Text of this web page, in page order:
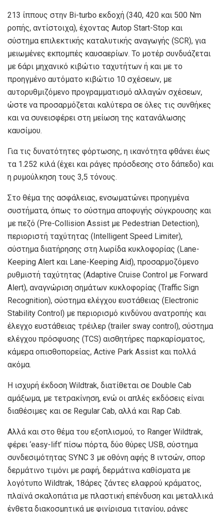
213 ίππους στην Bi-turbo εκδοχή (340, 420 και 500 Nm
ροπής, αντίστοιχα), έχοντας Autop Start-Stop και
σύστημα επιλεκτικής καταλυτικής αναγωγής (SCR), για
μειωμένες εκπομπές καυσαερίων. Το μοτέρ συνδυάζεται
με 6άρι μηχανικό κιβώτιο ταχυτήτων ή και με το
προηγμένο αυτόματο κιβώτιο 10 σχέσεων, με
αυτορυθμιζόμενο προγραμματισμό αλλαγών σχέσεων,
ώστε να προσαρμόζεται καλύτερα σε όλες τις συνθήκες
και να συνεισφέρει στη μείωση της κατανάλωσης
καυσίμου.
Για τις δυνατότητες φόρτωσης, η ικανότητα φθάνει έως
τα 1.252 κιλά (έχει και ράγες πρόσδεσης στο δάπεδο) και
η ρυμούλκηση τους 3,5 τόνους.
Στο θέμα της ασφάλειας, ενσωματώνει προηγμένα
συστήματα, όπως το σύστημα αποφυγής σύγκρουσης και
με πεζό (Pre-Collision Assist με Pedestrian Detection),
περιοριστή ταχύτητας (Intelligent Speed Limiter),
σύστημα διατήρησης στη λωρίδα κυκλοφορίας (Lane-
Keeping Alert και Lane-Keeping Aid), προσαρμοζόμενο
ρυθμιστή ταχύτητας (Adaptive Cruise Control με Forward
Alert), αναγνώριση σημάτων κυκλοφορίας (Traffic Sign
Recognition), σύστημα ελέγχου ευστάθειας (Electronic
Stability Control) με περιορισμό κινδύνου ανατροπής και
έλεγχο ευστάθειας τρέιλερ (trailer sway control), σύστημα
ελέγχου πρόσφυσης (TCS) αισθητήρες παρκαρίσματος,
κάμερα οπισθοπορείας, Active Park Assist και πολλά
ακόμα.
Η ισχυρή έκδοση Wildtrak, διατίθεται σε Double Cab
αμάξωμα, με τετρακίνηση, ενώ οι απλές εκδόσεις είναι
διαθέσιμες και σε Regular Cab, αλλά και Rap Cab.
Αλλά και στο θέμα του εξοπλισμού, το Ranger Wildtrak,
φέρει ‘easy-lift’ πίσω πόρτα, δύο θύρες USB, σύστημα
συνδεσιμότητας SYNC 3 με οθόνη αφής 8 ιντσών, σπορ
δερμάτινο τιμόνι με ραφή, δερμάτινα καθίσματα με
λογότυπο Wildtrak, 18άρες ζάντες ελαφρού κράματος,
πλαϊνά σκαλοπάτια με πλαστική επένδυση και μεταλλικά
ένθετα διακοσμητικά με φινίρισμα τιτανίου, ράγες